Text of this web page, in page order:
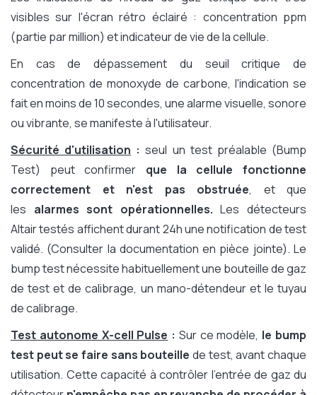
visibles sur l'écran rétro éclairé : concentration ppm
(partie par million) et indicateur de vie de la cellule.
En cas de dépassement du seuil critique de
concentration de monoxyde de carbone, l'indication se
fait en moins de 10 secondes, une alarme visuelle, sonore
ou vibrante, se manifeste à l'utilisateur.
Sécurité d'utilisation : seul un test préalable (Bump
Test) peut confirmer que la cellule fonctionne
correctement et n'est pas obstruée, et que
les alarmes sont opérationnelles. Les détecteurs
Altair testés affichent durant 24h une notification de test
validé. (Consulter la documentation en pièce jointe). Le
bump test nécessite habituellement une bouteille de gaz
de test et de calibrage, un mano-détendeur et le tuyau
de calibrage.
Test autonome X-cell Pulse : Sur ce modèle, le bump
test peut se faire sans bouteille de test, avant chaque
utilisation. Cette capacité à contrôler l'entrée de gaz du